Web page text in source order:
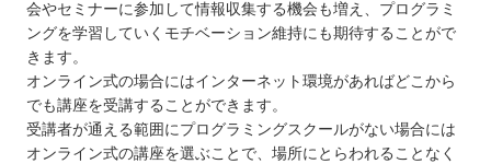
会やセミナーに参加して情報収集する機会も増え、プログラミ
ングを学習していくモチベーション維持にも期待することがで
きます。
オンライン式の場合にはインターネット環境があればどこから
でも講座を受講することができます。
受講者が通える範囲にプログラミングスクールがない場合には
オンライン式の講座を選ぶことで、場所にとらわれることなく